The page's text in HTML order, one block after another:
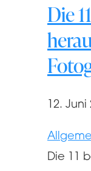
Die
12. Juni
Die 11